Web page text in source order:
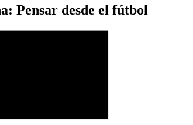
Pensar desde el fútbol